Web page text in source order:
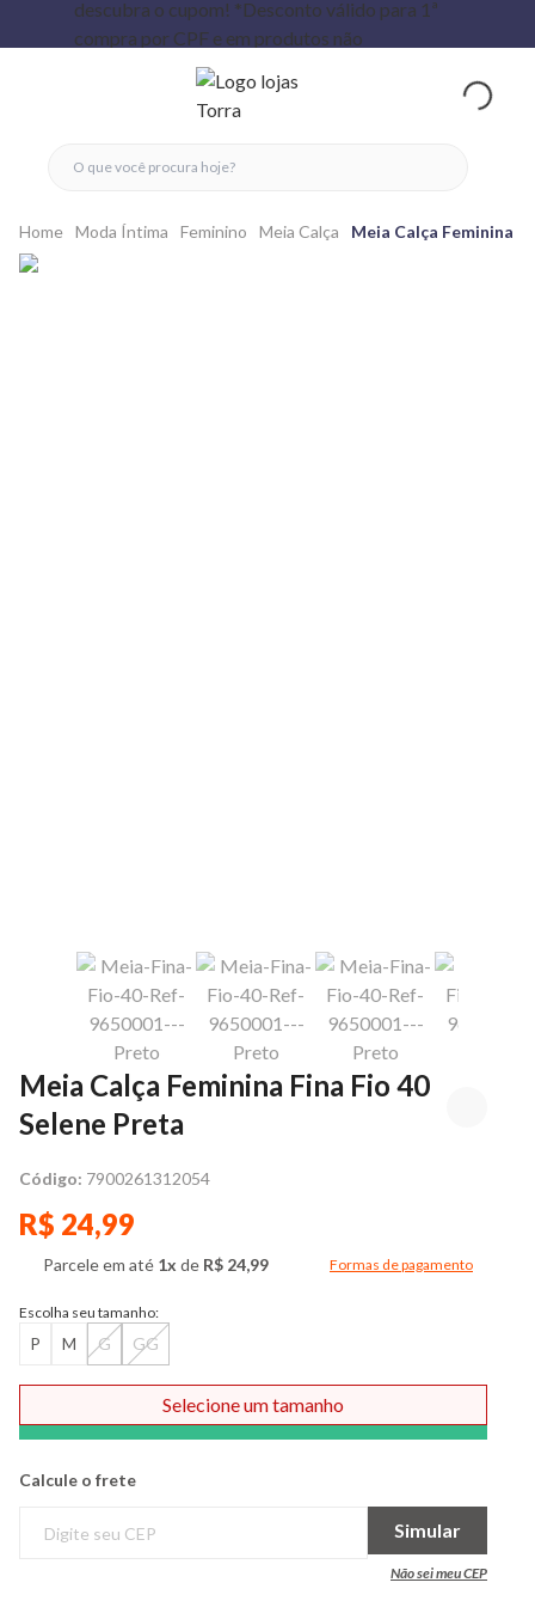
ver
fechar menu
fechar menu
favoritos
Home Moda Íntima Feminino Meia Calça Meia Calça Feminina
Meia Calça Feminina Fina Fio 40
Selene Preta
Código: 7900261312054
R$ 24,99
Parcele em até 1x de R$ 24,99 Formas de pagamento
Escolha seu tamanho:
P M G GG
Comprar
Selecione um tamanho
Calcule o frete
Simular
Não sei meu CEP